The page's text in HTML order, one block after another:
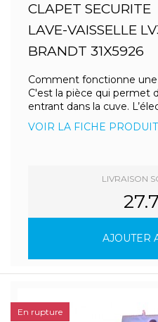
CLAPET SECURITE
LAVE-VAISSELLE
BRANDT 31X5926
Comment fonctionne
C'est la pièce qui permet
entrant dans la cuve.
VOIR LA FICHE PRODUIT
LIVRAISON
AJOUTER
En rupture